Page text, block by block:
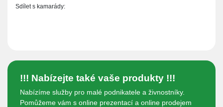
Sdílet s kamarády:
!!! Nabízejte také vaše produkty !!!
Nabízíme služby pro malé podnikatele a živnostníky.
Pomůžeme vám s online prezentací a online prodejem